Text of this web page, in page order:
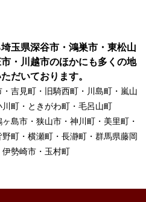
玉県深谷市・鴻巣市・東松山
・川越市のほかにも多くの地
だいております。
吉見町・旧騎西町・川島町・嵐山
町・ときがわ町・毛呂山町
島市・狭山市・神川町・美里町・
町・横瀬町・長瀞町・群馬県藤岡
勢崎市・玉村町